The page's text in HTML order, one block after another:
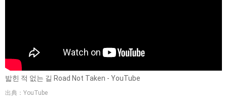
밟힌 적 없는 길 Road Not Taken - YouTube
出典：YouTube